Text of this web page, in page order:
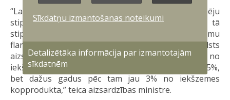
“Latvija turpinās ieguldīt savu aizsardzības spēju
stiprināšanā un jaunu spēju attīstībā, vienlaikus tā
stiprinot NATO un īpaši Alianses ziemeļaustrumu
flanga drošību. Mēs konsekventi palielinām valsts
aizsardzības budžetu – šogad tie ir 2,25% no
iekšzemes kopprodukta, 2025. gadā sasniegs 2,5%,
bet dažus gadus pēc tam jau 3% no iekšzemes
kopprodukta,” teica aizsardzības ministre.
Sīkdatņu izmantošanas noteikumi
Detalizētāka informācija par izmantotajām
sīkdatnēm